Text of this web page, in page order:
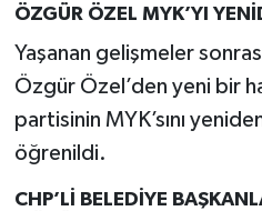
ÖZGÜR ÖZEL MYK’YI
Yaşanan gelişmeler
Özgür Özel’den yeni bir
partisinin MYK’sını
öğrenildi.
CHP’Lİ BELEDİYE